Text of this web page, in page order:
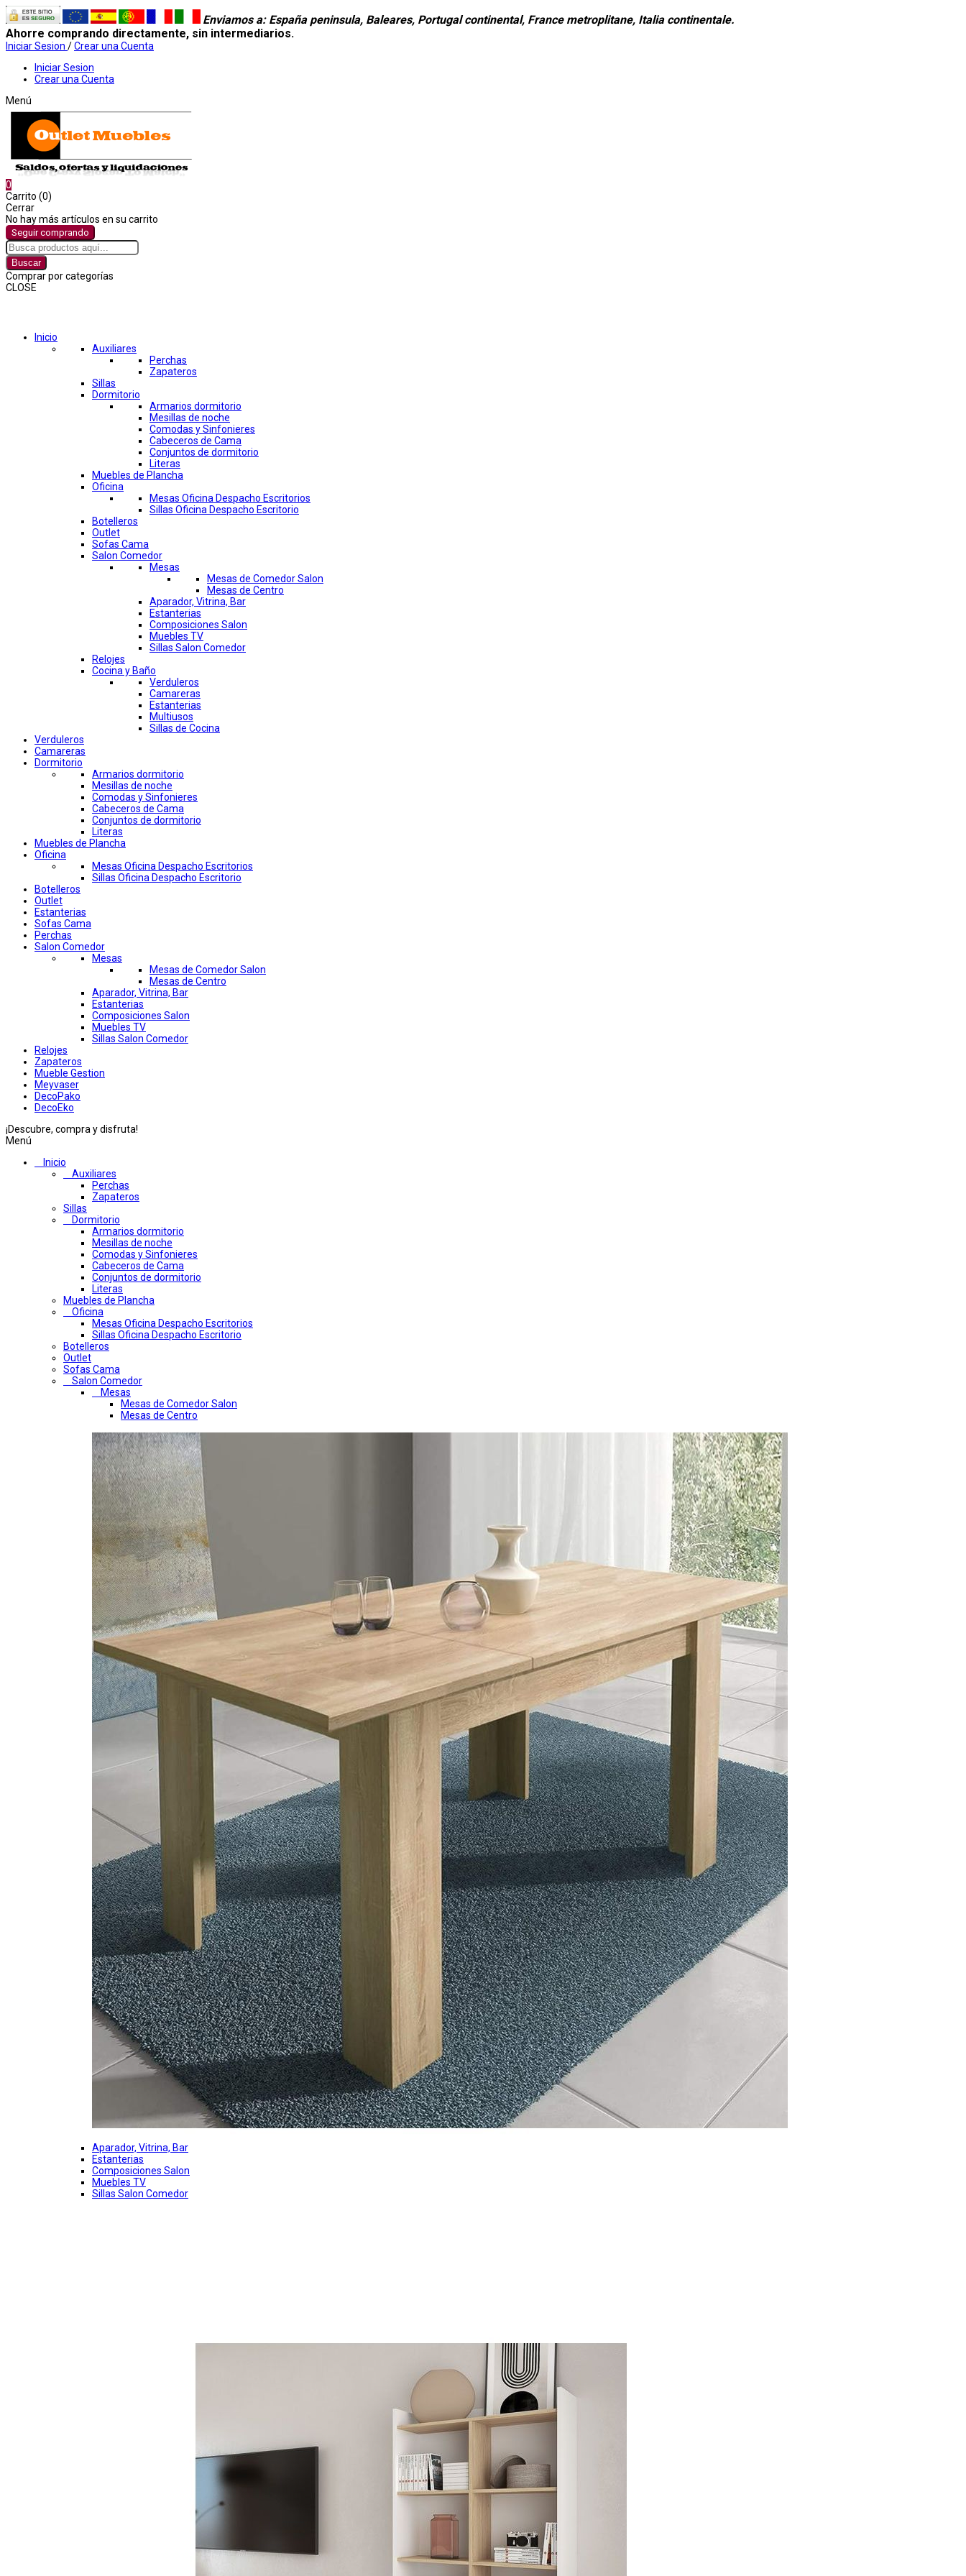
Enviamos a: España peninsula, Baleares, Portugal continental, France metroplitane, Italia continentale.
Ahorre comprando directamente, sin intermediarios.
Iniciar Sesion /Crear una Cuenta
Iniciar Sesion
Crear una Cuenta
Menú
0
Carrito (0)
Cerrar
No hay más artículos en su carrito
Seguir comprando
Buscar
Comprar por categorías
CLOSE
Inicio
Auxiliares
Perchas
Zapateros
Sillas
Dormitorio
Armarios dormitorio
Mesillas de noche
Comodas y Sinfonieres
Cabeceros de Cama
Conjuntos de dormitorio
Literas
Muebles de Plancha
Oficina
Mesas Oficina Despacho Escritorios
Sillas Oficina Despacho Escritorio
Botelleros
Outlet
Sofas Cama
Salon Comedor
Mesas
Mesas de Comedor Salon
Mesas de Centro
Aparador, Vitrina, Bar
Estanterias
Composiciones Salon
Muebles TV
Sillas Salon Comedor
Relojes
Cocina y Baño
Verduleros
Camareras
Estanterias
Multiusos
Sillas de Cocina
Verduleros
Camareras
Dormitorio
Armarios dormitorio
Mesillas de noche
Comodas y Sinfonieres
Cabeceros de Cama
Conjuntos de dormitorio
Literas
Muebles de Plancha
Oficina
Mesas Oficina Despacho Escritorios
Sillas Oficina Despacho Escritorio
Botelleros
Outlet
Estanterias
Sofas Cama
Perchas
Salon Comedor
Mesas
Mesas de Comedor Salon
Mesas de Centro
Aparador, Vitrina, Bar
Estanterias
Composiciones Salon
Muebles TV
Sillas Salon Comedor
Relojes
Zapateros
Mueble Gestion
Meyvaser
DecoPako
DecoEko
¡Descubre, compra y disfruta!
Menú
Inicio
Auxiliares
Perchas
Zapateros
Sillas
Dormitorio
Armarios dormitorio
Mesillas de noche
Comodas y Sinfonieres
Cabeceros de Cama
Conjuntos de dormitorio
Literas
Muebles de Plancha
Oficina
Mesas Oficina Despacho Escritorios
Sillas Oficina Despacho Escritorio
Botelleros
Outlet
Sofas Cama
Salon Comedor
Mesas
Mesas de Comedor Salon
Mesas de Centro
Aparador, Vitrina, Bar
Estanterias
Composiciones Salon
Muebles TV
Sillas Salon Comedor